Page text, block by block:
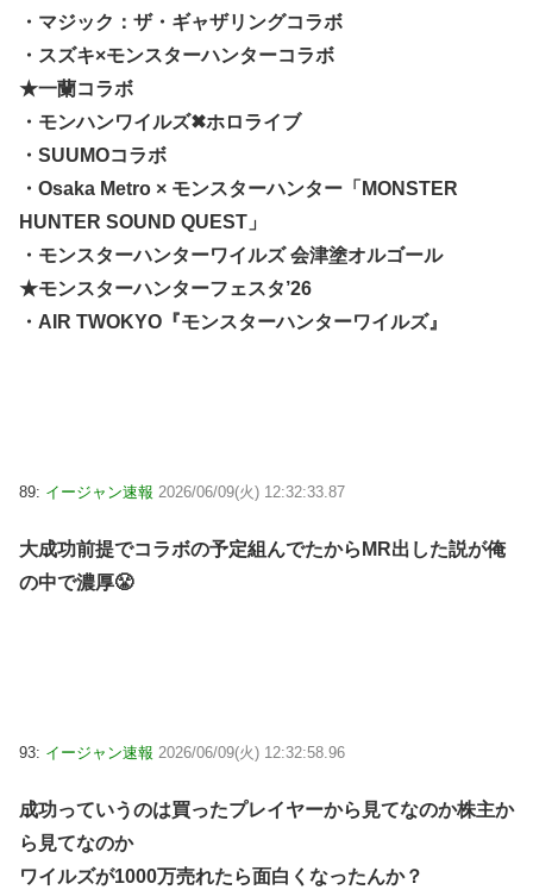
・マジック：ザ・ギャザリングコラボ
・スズキ×モンスターハンターコラボ
★一蘭コラボ
・モンハンワイルズ✖ホロライブ
・SUUMOコラボ
・Osaka Metro × モンスターハンター「MONSTER
HUNTER SOUND QUEST」
・モンスターハンターワイルズ 会津塗オルゴール
★モンスターハンターフェスタ’26
・AIR TWOKYO『モンスターハンターワイルズ』
89: イージャン速報 2026/06/09(火) 12:32:33.87
大成功前提でコラボの予定組んでたからMR出した説が俺
の中で濃厚😤
93: イージャン速報 2026/06/09(火) 12:32:58.96
成功っていうのは買ったプレイヤーから見てなのか株主か
ら見てなのか
ワイルズが1000万売れたら面白くなったんか？